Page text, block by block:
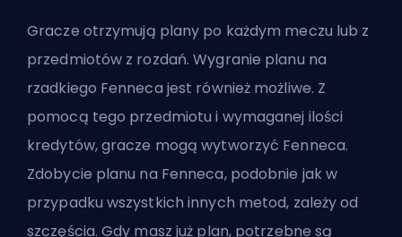
Gracze otrzymują plany po każdym meczu lub z
przedmiotów z rozdań. Wygranie planu na
rzadkiego Fenneca jest również możliwe. Z
pomocą tego przedmiotu i wymaganej ilości
kredytów, gracze mogą wytworzyć Fenneca.
Zdobycie planu na Fenneca, podobnie jak w
przypadku wszystkich innych metod, zależy od
szczęścia. Gdy masz już plan, potrzebne są